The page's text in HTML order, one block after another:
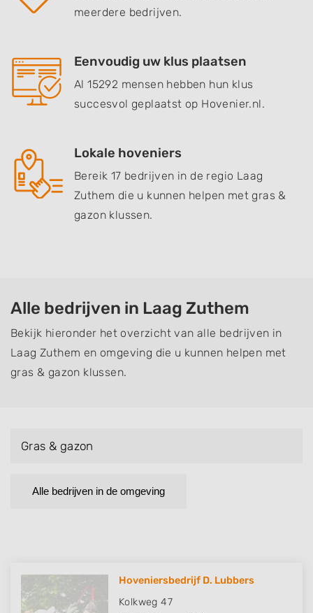
meerdere bedrijven.
Eenvoudig uw klus plaatsen
Al 15292 mensen hebben hun klus
succesvol geplaatst op Hovenier.nl.
Lokale hoveniers
Bereik 17 bedrijven in de regio Laag
Zuthem die u kunnen helpen met gras &
gazon klussen.
Alle bedrijven in Laag Zuthem
Bekijk hieronder het overzicht van alle bedrijven in
Laag Zuthem en omgeving die u kunnen helpen met
gras & gazon klussen.
Gras & gazon
Alle bedrijven in de omgeving
Hoveniersbedrijf D. Lubbers
Kolkweg 47